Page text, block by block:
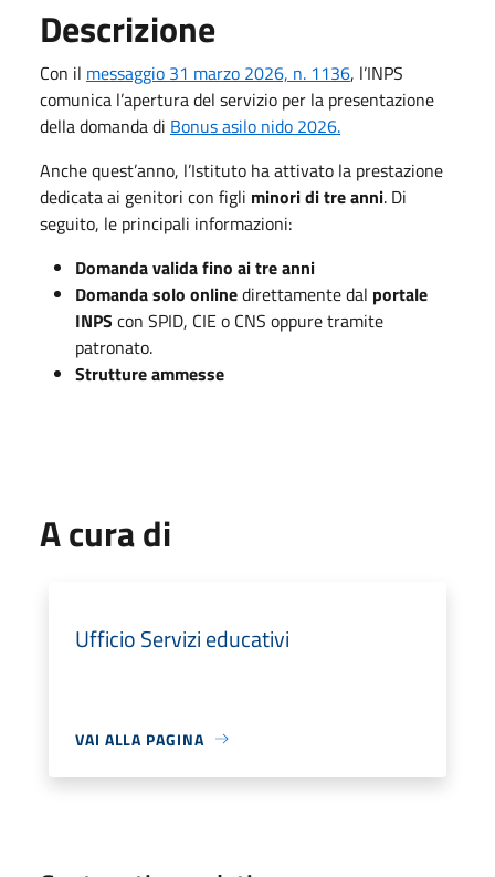
Descrizione
Con il messaggio 31 marzo 2026, n. 1136, l’INPS
comunica l’apertura del servizio per la presentazione
della domanda di Bonus asilo nido 2026.
Anche quest’anno, l’Istituto ha attivato la prestazione
dedicata ai genitori con figli minori di tre anni. Di
seguito, le principali informazioni:
Domanda valida fino ai tre anni
Domanda solo onlinedirettamente dal portale
INPS con SPID, CIE o CNS oppure tramite
patronato.
Strutture ammesse
A cura di
Ufficio Servizi educativi
VAI ALLA PAGINA